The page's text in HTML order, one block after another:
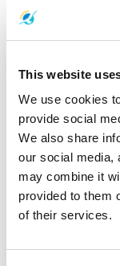
This website
We use cookies
provide social
We also share
our social media,
may combine it
provided to them
of their services.
11:30